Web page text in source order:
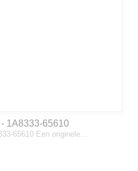
1A8333-65610
65610 Een originele…